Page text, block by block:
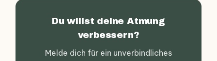
Du willst deine Atmung
verbessern?
Melde dich für ein unverbindliches